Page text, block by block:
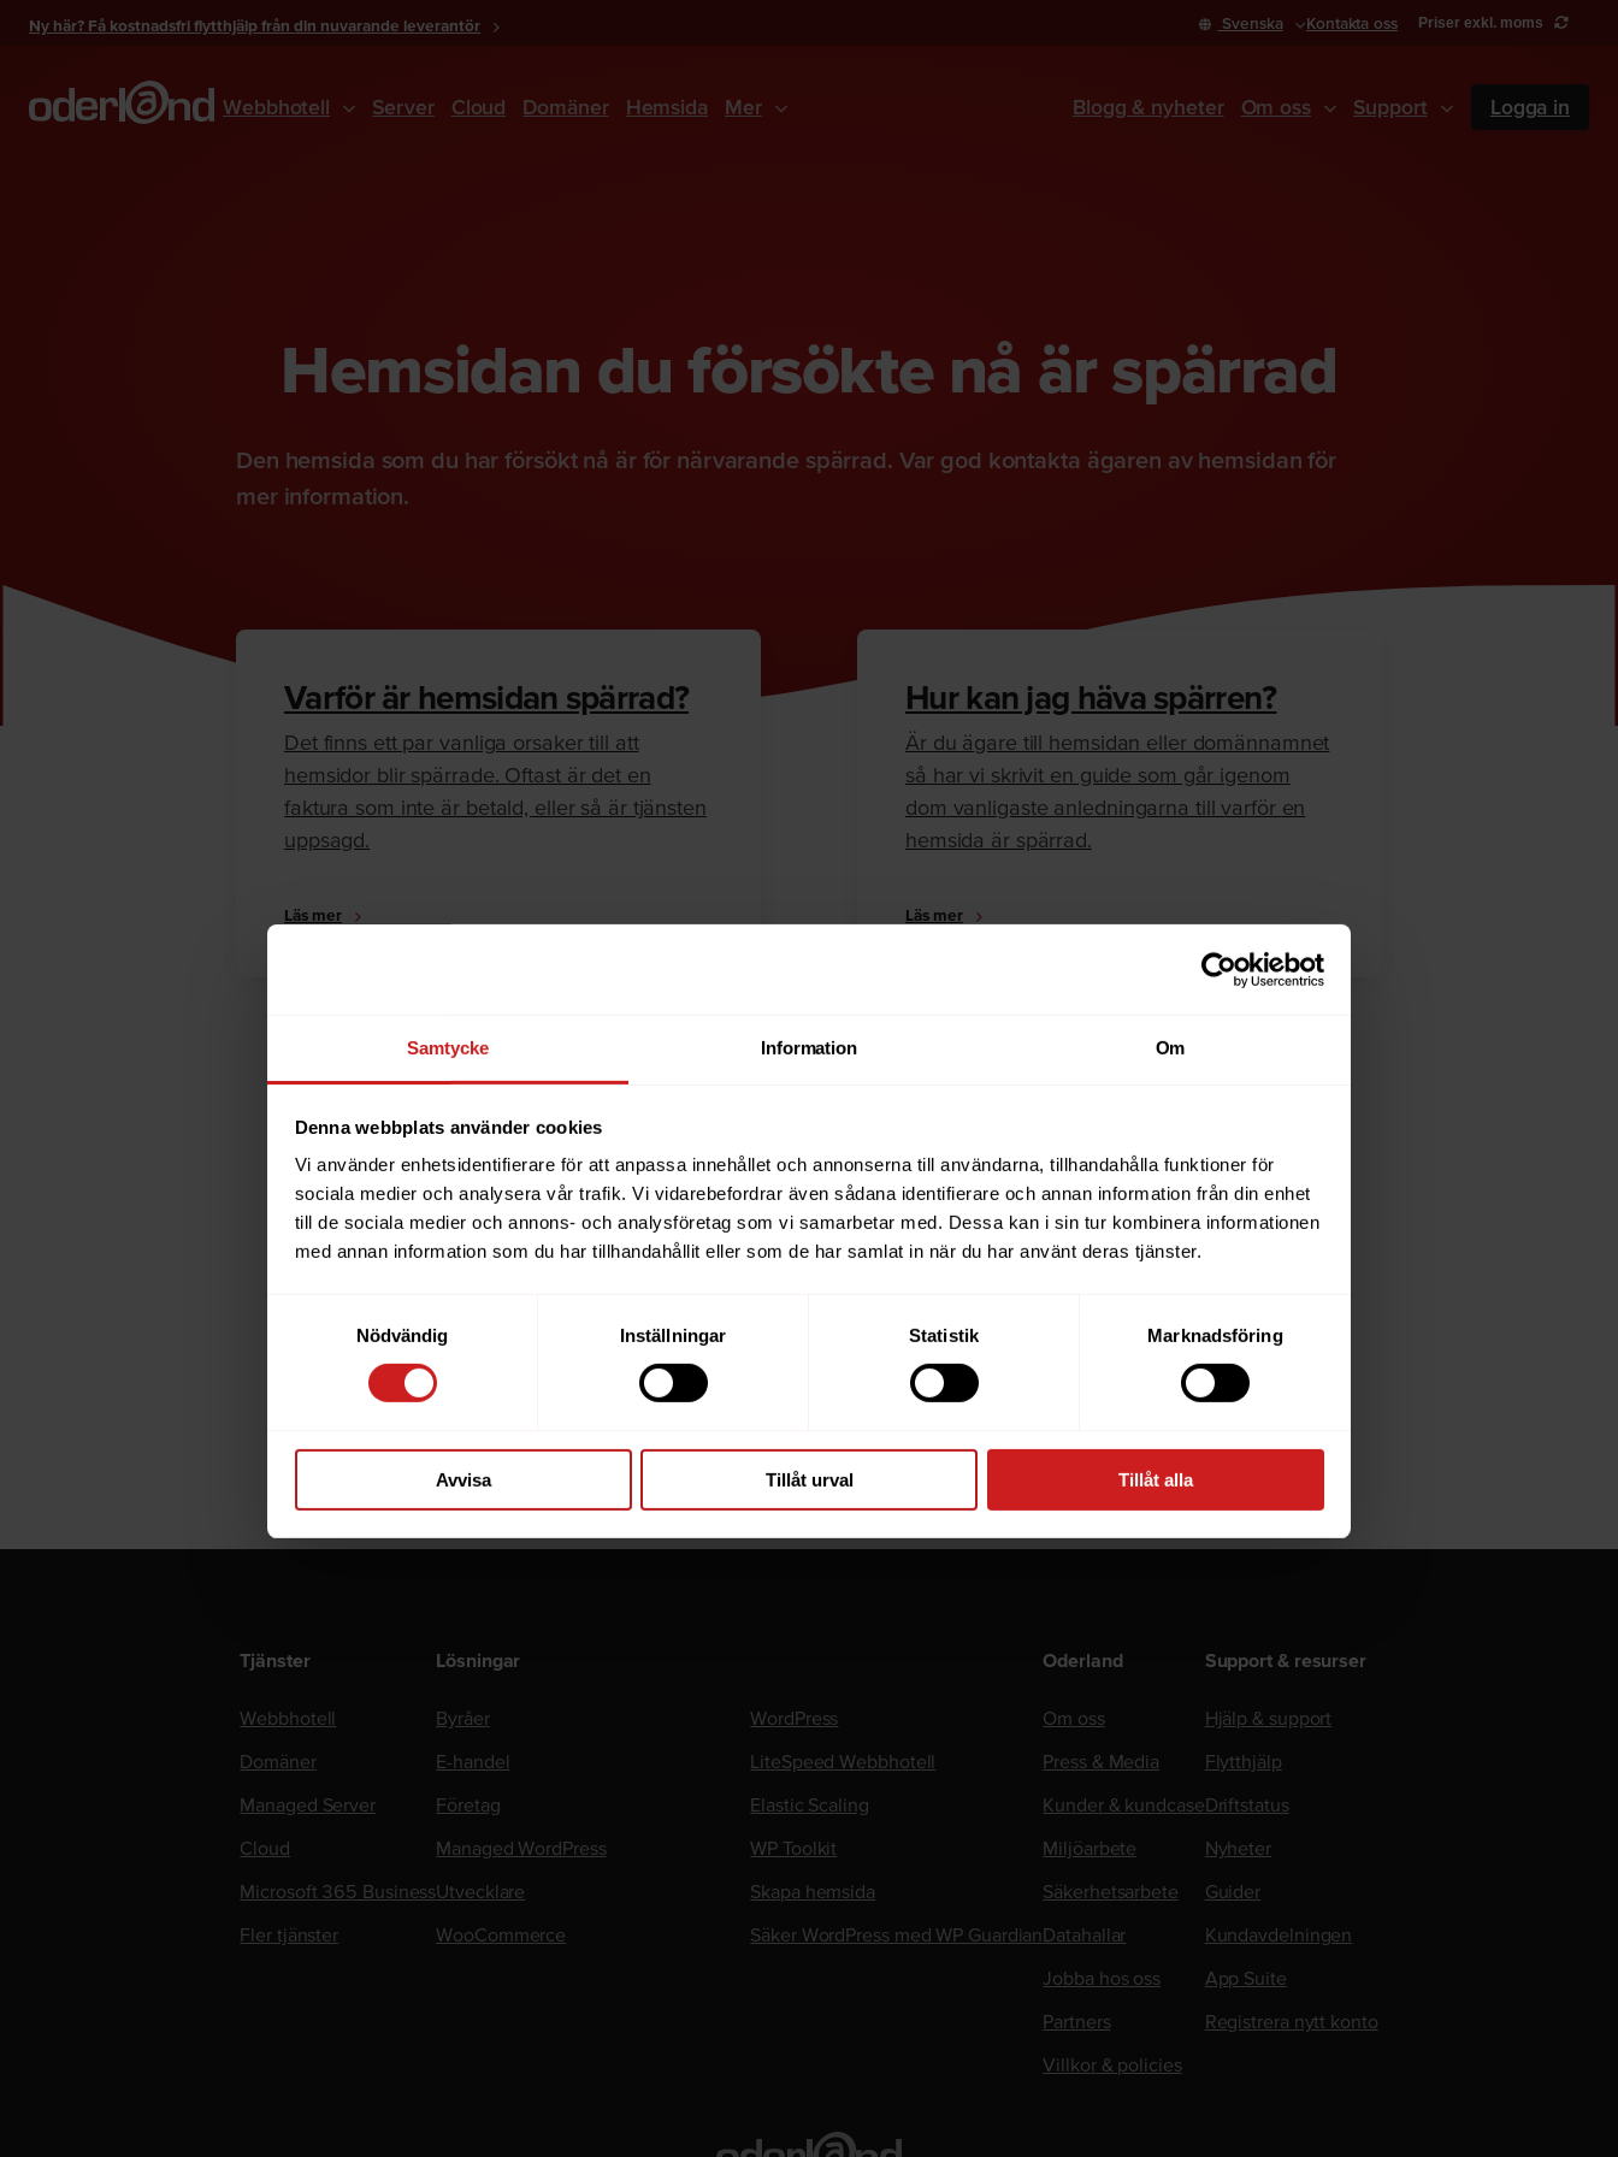
Samtycke Information Om
Denna webbplats använder cookies
Vi använder enhetsidentifierare för att anpassa innehållet och annonserna till användarna, tillhandahålla funktioner för
sociala medier och analysera vår trafik. Vi vidarebefordrar även sådana identifierare och annan information från din enhet
till de sociala medier och annons- och analysföretag som vi samarbetar med. Dessa kan i sin tur kombinera informationen
med annan information som du har tillhandahållit eller som de har samlat in när du har använt deras tjänster.
Nödvändig
Inställningar Statistik Marknadsföring
Avvisa Tillåt urval Tillåt alla
Ny här? Få kostnadsfri flytthjälp från din nuvarande leverantör Svenska Kontakta oss Priser exkl. moms
Webbhotell Server Cloud Domäner Hemsida Mer Blogg & nyheter Om oss Support Logga in
Hemsidan du försökte nå är spärrad
Den hemsida som du har försökt nå är för närvarande spärrad. Var god kontakta ägaren av hemsidan för
mer information.
Varför är hemsidan spärrad?
Det finns ett par vanliga orsaker till att
hemsidor blir spärrade. Oftast är det en
faktura som inte är betald, eller så är tjänsten
uppsagd.
Läs mer
Hur kan jag häva spärren?
Är du ägare till hemsidan eller domännamnet
så har vi skrivit en guide som går igenom
dom vanligaste anledningarna till varför en
hemsida är spärrad.
Läs mer
The website you were trying to reach
has been suspended
the website for further information.
If you are the owner of this website or domain pleaseread this FAQ
Tjänster
Webbhotell
Domäner
Managed Server
Cloud
Microsoft 365 Business
Fler tjänster
Lösningar
Byråer
E-handel
Företag
Managed WordPress
Utvecklare
WooCommerce
WordPress
LiteSpeed Webbhotell
Elastic Scaling
WP Toolkit
Skapa hemsida
Säker WordPress med WP Guardian
Oderland
Om oss
Press & Media
Kunder & kundcase
Miljöarbete
Säkerhetsarbete
Datahallar
Jobba hos oss
Partners
Villkor & policies
Support & resurser
Hjälp & support
Flytthjälp
Driftstatus
Nyheter
Guider
Kundavdelningen
App Suite
Registrera nytt konto